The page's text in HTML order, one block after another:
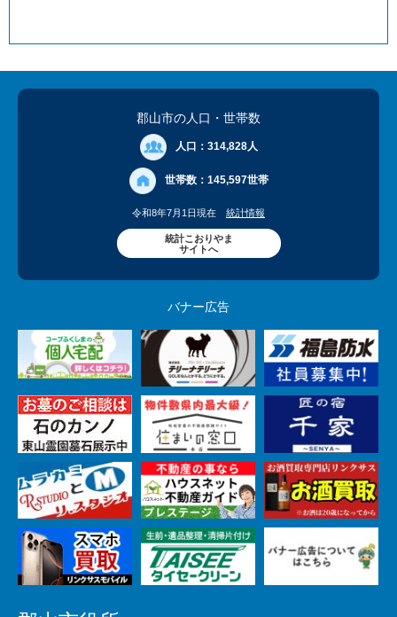
郡山市の人口 ・世帯数
人口： 314,828人
世帯数： 145,597世帯
令和8年7月1日現在 統計情報
統計こおりやま
サイトへ
バナー広告